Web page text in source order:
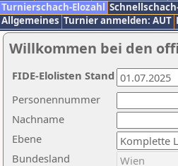
Turnierschach-Elozahl
Allgemeines Turnier anmelden: AUT
Willkommen bei den
Nachname
Ebene
Personennummer
Bundesland
FIDE-Elolisten Stand